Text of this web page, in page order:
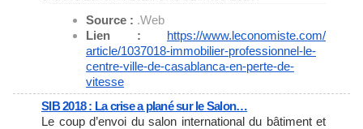
Source : .Web
Lien : https://www.leconomiste.com/
article/1037018-immobilier-professionnel-le-
centre-ville-de-casablanca-en-perte-de-
vitesse
SIB 2018 : La crise a plané sur le Salon…
Le coup d’envoi du salon international du bâtiment et